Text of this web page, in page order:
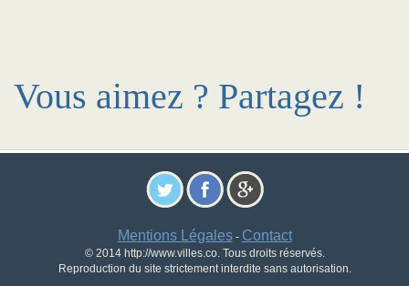
Vous aimez ? Partagez !
Mentions Légales- Contact
© 2014 http://www.villes.co. Tous droits réservés.
Reproduction du site strictement interdite sans autorisation.